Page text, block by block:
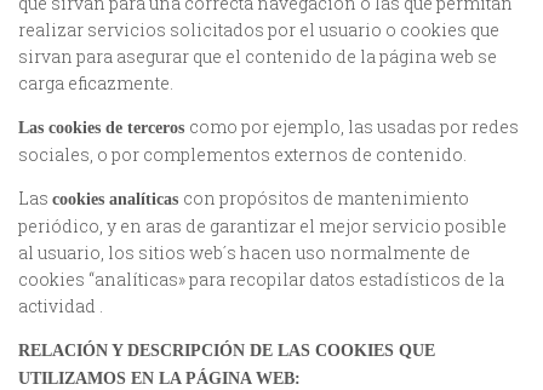
realizar servicios solicitados por el usuario o cookies que
sirvan para asegurar que el contenido de la página web se
carga eficazmente.
Las cookies de terceros como por ejemplo, las usadas por redes
sociales, o por complementos externos de contenido.
Las cookies analíticas con propósitos de mantenimiento
periódico, y en aras de garantizar el mejor servicio posible
al usuario, los sitios web´s hacen uso normalmente de
cookies “analíticas» para recopilar datos estadísticos de la
actividad .
RELACIÓN Y DESCRIPCIÓN DE LAS COOKIES QUE
UTILIZAMOS EN LA PÁGINA WEB: